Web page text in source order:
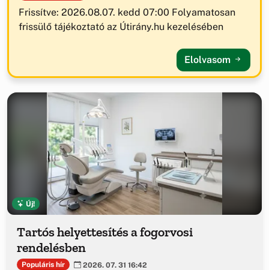
Frissítve: 2026.08.07. kedd 07:00 Folyamatosan
frissülő tájékoztató az Útirány.hu kezelésében
Elolvasom
Új!
Tartós helyettesítés a fogorvosi
rendelésben
Populáris hír 2026. 07. 31 16:42